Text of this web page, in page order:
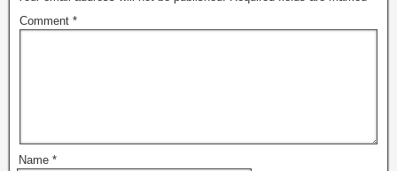
Comment *
Name *